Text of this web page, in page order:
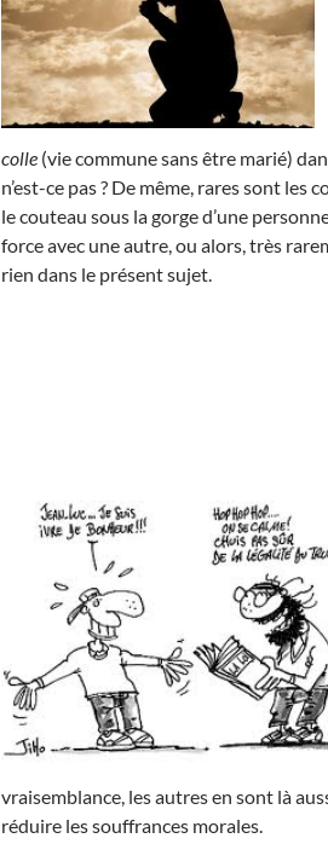
colle (vie commune sans être marié)
n’est-ce pas ? De même, rares sont les
le couteau sous la gorge d’une
force avec une autre, ou alors, très
rien dans le présent sujet.
vraisemblance, les autres en sont là
réduire les souffrances morales.